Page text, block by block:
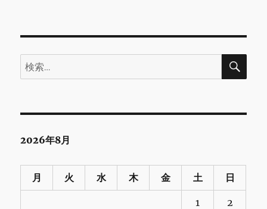
検
索:
検
2026年8月
月 火 水 木 金 土 日
1 2